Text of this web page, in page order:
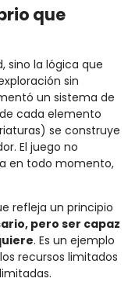
que
sino la lógica que
sin
un sistema de
cada elemento
se construye
El juego no
en todo momento,
refleja un principio
pero ser capaz
. Es un ejemplo
recursos limitados